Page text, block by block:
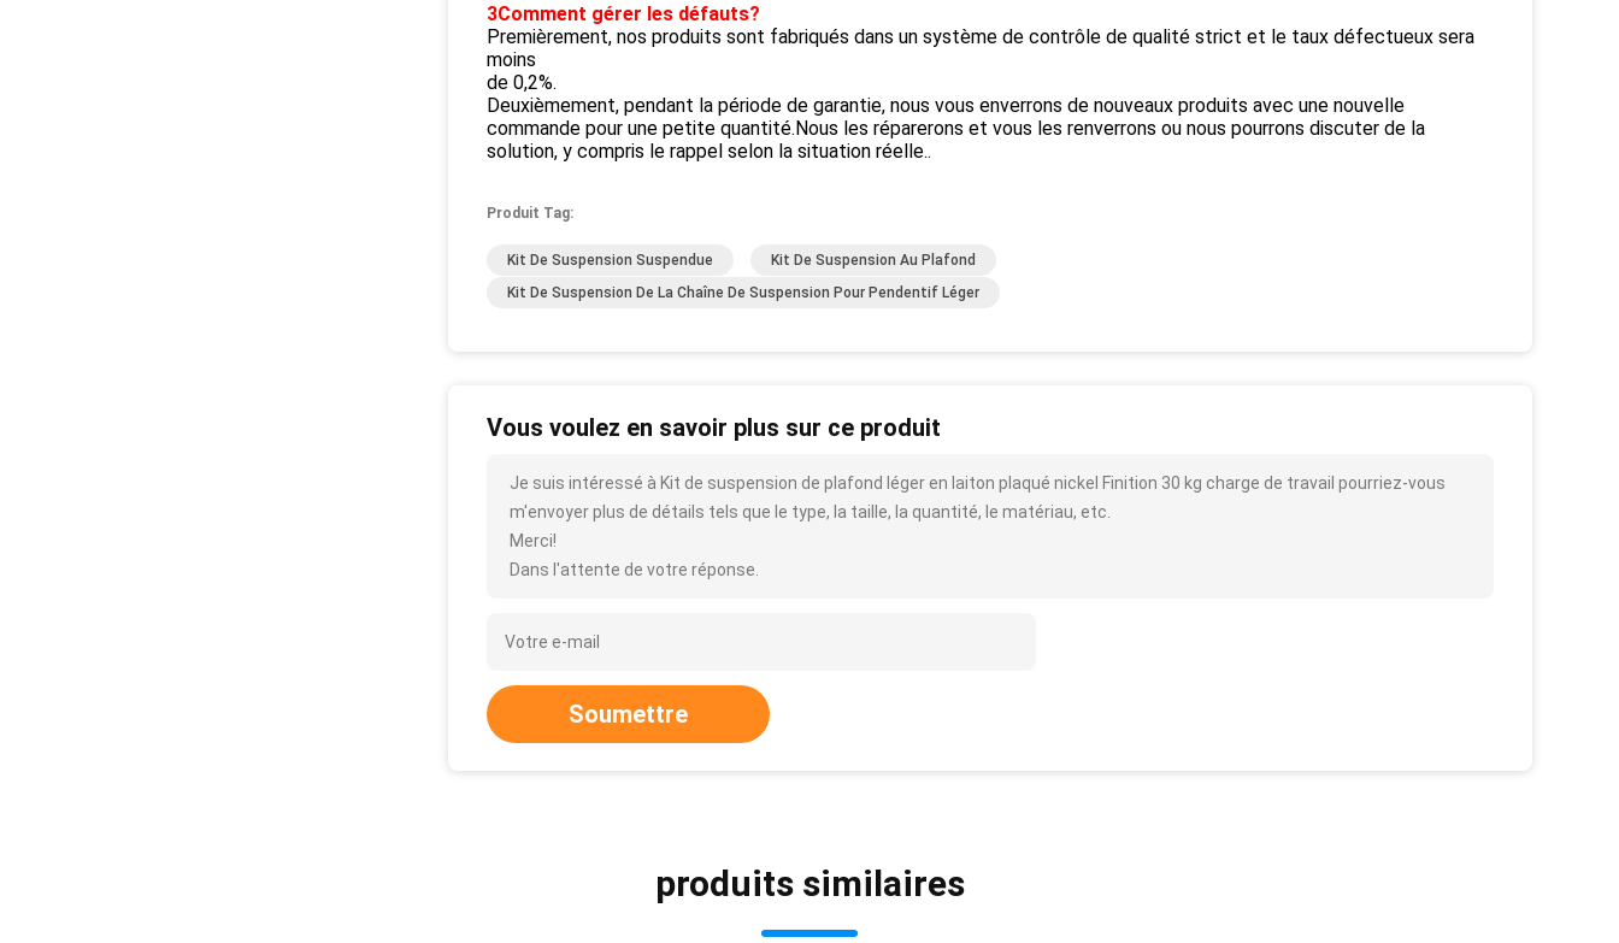
3Comment gérer les défauts?
Premièrement, nos produits sont fabriqués dans un système de contrôle de qualité strict et le taux défectueux sera
moins
de 0,2%.
Deuxièmement, pendant la période de garantie, nous vous enverrons de nouveaux produits avec une nouvelle
commande pour une petite quantité.Nous les réparerons et vous les renverrons ou nous pourrons discuter de la
solution, y compris le rappel selon la situation réelle..
Produit Tag:
Kit De Suspension Suspendue
Kit De Suspension Au Plafond
Kit De Suspension De La Chaîne De Suspension Pour Pendentif Léger
Vous voulez en savoir plus sur ce produit
Je suis intéressé à Kit de suspension de plafond léger en laiton plaqué nickel Finition 30 kg charge de travail pourriez-vous
m'envoyer plus de détails tels que le type, la taille, la quantité, le matériau, etc.
Merci!
Dans l'attente de votre réponse.
Soumettre
produits similaires